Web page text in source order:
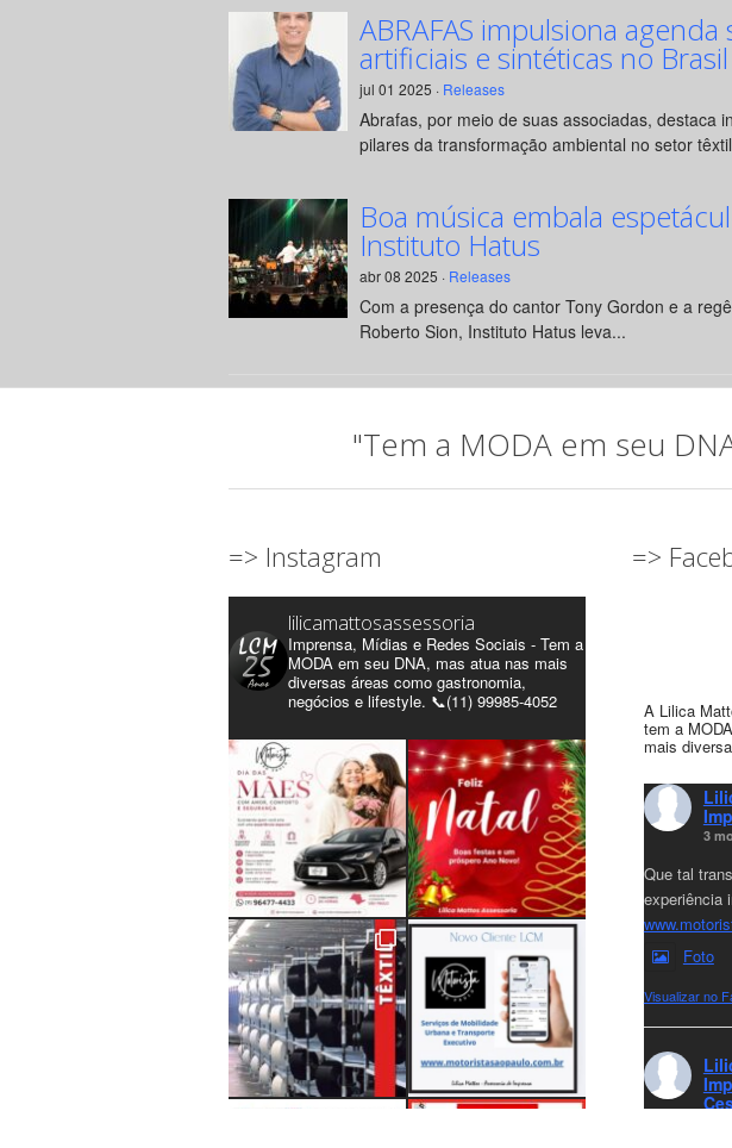
ABRAFAS impulsiona
artificiais e sintéticas no Brasil
jul 01 2025 · Releases
Abrafas, por meio de suas associadas, destaca
pilares da transformação ambiental no setor
Boa música embala
Instituto Hatus
abr 08 2025 · Releases
Com a presença do cantor Tony Gordon e a
Roberto Sion, Instituto Hatus leva...
"Tem a MODA em seu
=> Instagram
lilicamattosassessoria
Imprensa, Mídias e Redes Sociais - Tem a
MODA em seu DNA, mas atua nas mais
diversas áreas como gastronomia,
negócios e lifestyle. 📞(11) 99985-4052
=>
A Lilica
tem a
mais
3
Que tal
experiência
Foto
Visualizar no